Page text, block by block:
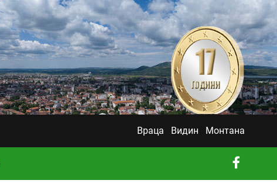
Враца Видин Монтана